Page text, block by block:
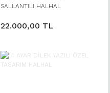
SALLANTILI HALHAL
22.000,00 TL